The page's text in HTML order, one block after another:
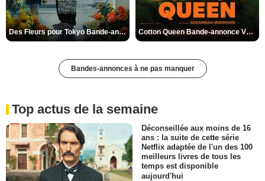
Des Fleurs pour Tokyo Bande-annonce VO STFR Cotton Queen Bande-annonce VO STFR
Bandes-annonces à ne pas manquer
Top actus de la semaine
Déconseillée aux moins de 16
ans : la suite de cette série
Netflix adaptée de l'un des 100
meilleurs livres de tous les
temps est disponible
aujourd'hui